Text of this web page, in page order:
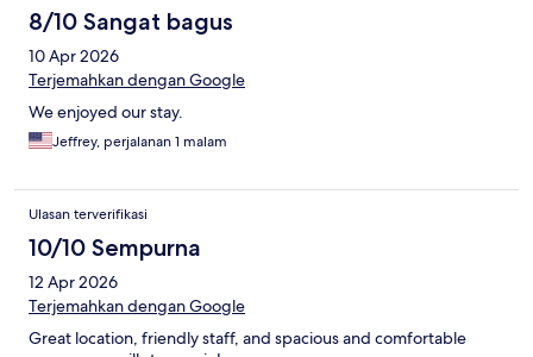
8/10 Sangat bagus
10 Apr 2026
Terjemahkan dengan Google
We enjoyed our stay.
Jeffrey, perjalanan 1 malam
Ulasan terverifikasi
10/10 Sempurna
12 Apr 2026
Terjemahkan dengan Google
Great location, friendly staff, and spacious and comfortable